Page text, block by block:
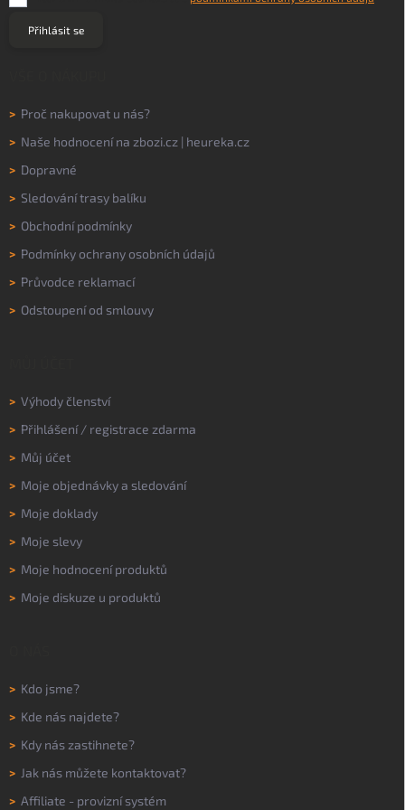
Přihlásit se
> Proč nakupovat u nás?
> Naše hodnocení na zbozi.cz | heureka.cz
> Dopravné
> Sledování trasy balíku
> Obchodní podmínky
> Podmínky ochrany osobních údajů
> Průvodce reklamací
> Odstoupení od smlouvy
> Výhody členství
> Přihlášení/ registrace zdarma
> Můj účet
> Moje objednávky a sledování
> Moje doklady
> Moje slevy
> Moje hodnocení produktů
> Moje diskuze u produktů
> Kdo jsme?
> Kde nás najdete?
> Kdy nás zastihnete?
> Jak nás můžete kontaktovat?
> Affiliate - provizní systém